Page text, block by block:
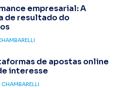
empresarial: A
de resultado do
de apostas online
interesse
CHAMBARELLI